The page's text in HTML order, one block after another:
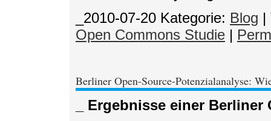
_2010-07-20 Kategorie: Blog |
Open Commons Studie |
Berliner Open-Source-Potenzialanalyse:
_ Ergebnisse einer